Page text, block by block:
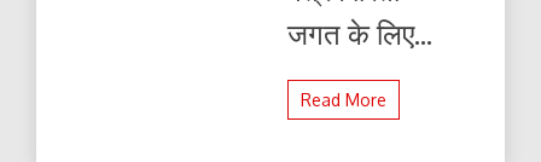
जगत के लिए...
Read More